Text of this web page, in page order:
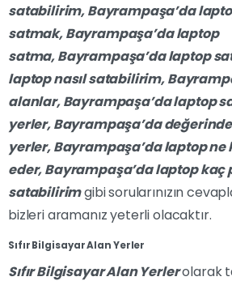
satabilirim,Bayrampaşa’da
satmak,Bayrampaşa’dalaptop
satma,Bayrampaşa’dalaptop
laptop nasıl satabilirim,
alanlar,Bayrampaşa’dalaptop
yerler,Bayrampaşa’da
yerler,Bayrampaşa’dalaptop ne
eder,Bayrampaşa’dalaptop kaç
satabilirimgibi sorularınızın
bizleri aramanız yeterli olacaktır.
Sıfır Bilgisayar Alan Yerler
Sıfır Bilgisayar Alan Yerlerolarak